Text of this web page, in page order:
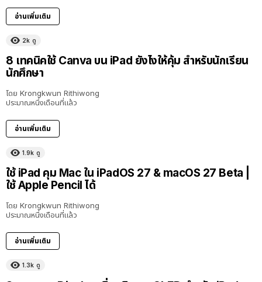
อ่านเพิ่มเติม
2k ดู
8 เทคนิคใช้ Canva บน iPad ยังไงให้คุ้ม สำหรับนักเรียน
นักศึกษา
โดย Krongkwun Rithiwong
ประมาณหนึ่งเดือนที่แล้ว
อ่านเพิ่มเติม
1.9k ดู
ใช้ iPad คุม Mac ใน iPadOS 27 & macOS 27 Beta |
ใช้ Apple Pencil ได้
โดย Krongkwun Rithiwong
ประมาณหนึ่งเดือนที่แล้ว
อ่านเพิ่มเติม
1.3k ดู